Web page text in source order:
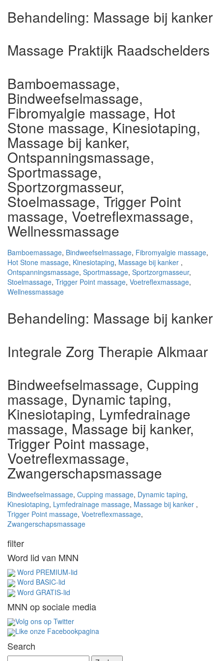
Behandeling: Massage bij kanker
Massage Praktijk Raadschelders
Bamboemassage,
Bindweefselmassage,
Fibromyalgie massage, Hot
Stone massage, Kinesiotaping,
Massage bij kanker,
Ontspanningsmassage,
Sportmassage,
Sportzorgmasseur,
Stoelmassage, Trigger Point
massage, Voetreflexmassage,
Wellnessmassage
Bamboemassage, Bindweefselmassage, Fibromyalgie massage,
Hot Stone massage, Kinesiotaping, Massage bij kanker ,
Ontspanningsmassage, Sportmassage, Sportzorgmasseur,
Stoelmassage, Trigger Point massage, Voetreflexmassage,
Wellnessmassage
Behandeling: Massage bij kanker
Integrale Zorg Therapie Alkmaar
Bindweefselmassage, Cupping
massage, Dynamic taping,
Kinesiotaping, Lymfedrainage
massage, Massage bij kanker,
Trigger Point massage,
Voetreflexmassage,
Zwangerschapsmassage
Bindweefselmassage, Cupping massage, Dynamic taping,
Kinesiotaping, Lymfedrainage massage, Massage bij kanker ,
Trigger Point massage, Voetreflexmassage,
Zwangerschapsmassage
filter
Word lid van MNN
Word PREMIUM-lid
Word BASIC-lid
Word GRATIS-lid
MNN op sociale media
Volg ons op Twitter
Like onze Facebookpagina
Search